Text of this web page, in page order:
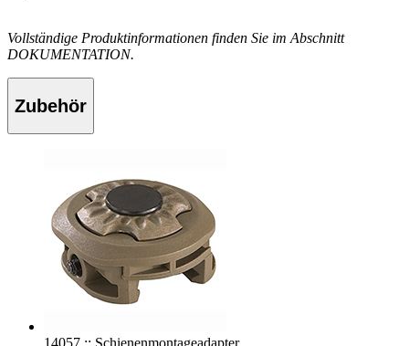
Vollständige Produktinformationen finden Sie im Abschnitt
DOKUMENTATION.
Zubehör